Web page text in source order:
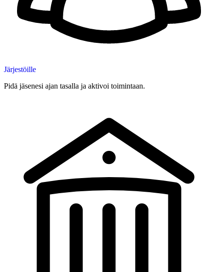
Järjestöille
Pidä jäsenesi ajan tasalla ja aktivoi toimintaan.